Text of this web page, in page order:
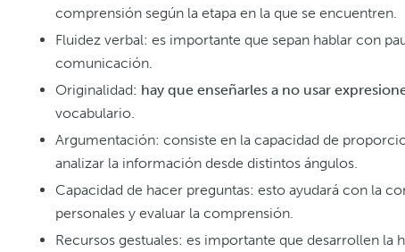
comprensión según la etapa en la que se encuentren.
Fluidez verbal: es importante que sepan hablar con
comunicación.
Originalidad: hay que enseñarles a no usar
vocabulario.
Argumentación: consiste en la capacidad de
analizar la información desde distintos ángulos.
Capacidad de hacer preguntas: esto ayudará con la
personales y evaluar la comprensión.
Recursos gestuales: es importante que desarrollen la